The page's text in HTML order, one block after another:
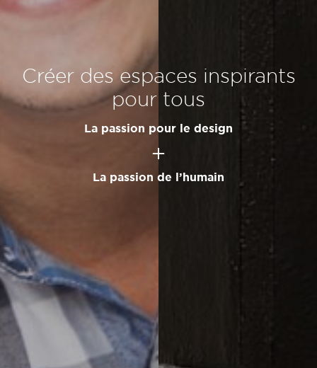
Créer des espaces inspirants
pour tous
La passion pour le design
La passion de l’humain